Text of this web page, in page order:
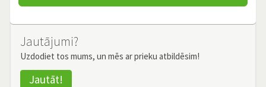
Jautājumi?
Uzdodiet tos mums, un mēs ar prieku atbildēsim!
Jautāt!